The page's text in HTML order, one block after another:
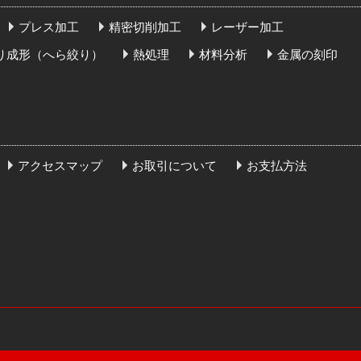
プレス加工 精密切削加工
レーザー加工
成形（へら絞り）
熱処理 材料分析 金属の刻印
アクセスマップ お取引について お支払方法